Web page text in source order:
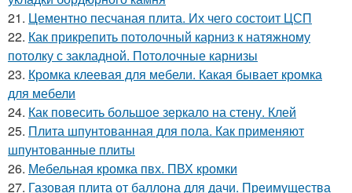
21. Цементно песчаная плита. Их чего состоит ЦСП
22. Как прикрепить потолочный карниз к натяжному
потолку с закладной. Потолочные карнизы
23. Кромка клеевая для мебели. Какая бывает кромка
для мебели
24. Как повесить большое зеркало на стену. Клей
25. Плита шпунтованная для пола. Как применяют
шпунтованные плиты
26. Мебельная кромка пвх. ПВХ кромки
27. Газовая плита от баллона для дачи. Преимущества